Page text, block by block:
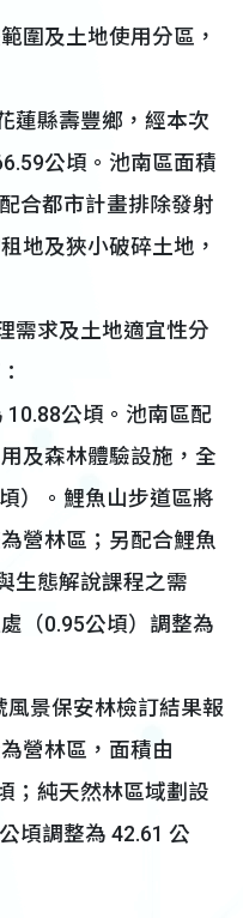
圍及土地使用分區，
蓮縣壽豐鄉，經本次
公頃。池南區面積
合都市計畫排除發射
地及狹小破碎土地，
需求及土地適宜性分
10.88公頃。池南區配
及森林體驗設施，全
）。鯉魚山步道區將
營林區；另配合鯉魚
生態解說課程之需
（0.95公頃）調整為
風景保安林檢訂結果報
營林區，面積由
；純天然林區域劃設
頃調整為 42.61 公